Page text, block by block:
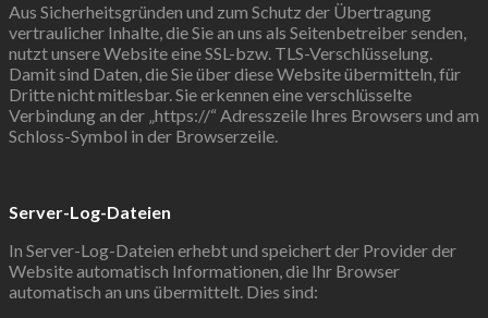
Aus Sicherheitsgründen und zum Schutz der Übertragung
vertraulicher Inhalte, die Sie an uns als Seitenbetreiber senden,
nutzt unsere Website eine SSL-bzw. TLS-Verschlüsselung.
Damit sind Daten, die Sie über diese Website übermitteln, für
Dritte nicht mitlesbar. Sie erkennen eine verschlüsselte
Verbindung an der „https://“ Adresszeile Ihres Browsers und am
Schloss-Symbol in der Browserzeile.
Server-Log-Dateien
In Server-Log-Dateien erhebt und speichert der Provider der
Website automatisch Informationen, die Ihr Browser
automatisch an uns übermittelt. Dies sind: